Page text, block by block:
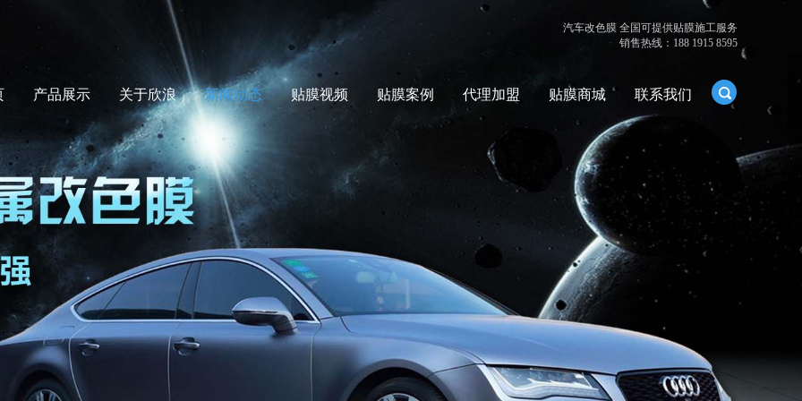
汽车改色膜 全国可提供贴膜施工服务
销售热线：188 1915 8595
产品展示 关于欣浪 新闻动态 贴膜视频 贴膜案例 代理加盟 贴膜商城 联系我们